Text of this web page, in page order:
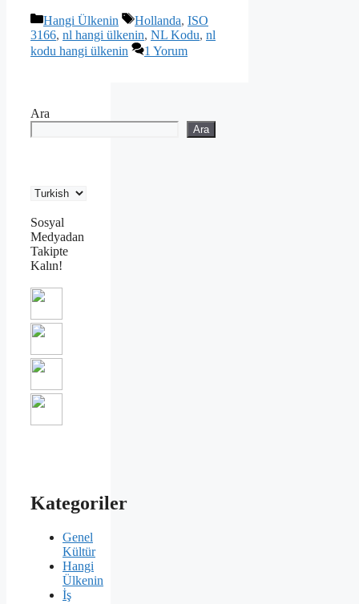
Kategoriler
Hangi Ülkenin Etiketler
Hollanda, ISO
3166, nl hangi ülkenin, NL Kodu, nl
kodu hangi ülkenin
1 Yorum
Ara
Ara
Sosyal
Medyadan
Takipte
Kalın!
Kategoriler
Genel
Kültür
Hangi
Ülkenin
İş